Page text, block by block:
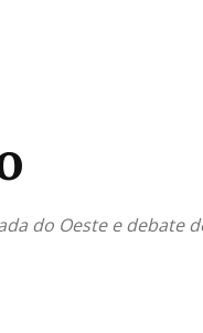
do Oeste e debate